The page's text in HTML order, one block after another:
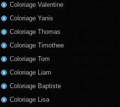
Coloriage Valentine
Coloriage Yanis
Coloriage Thomas
Coloriage Timothee
Coloriage Tom
Coloriage Liam
Coloriage Baptiste
Coloriage Lisa